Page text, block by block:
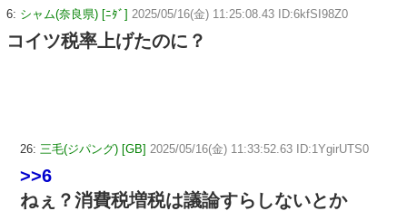
6: シャム(奈良県) [ﾆﾀﾞ] 2025/05/16(金) 11:25:08.43 ID:6kfSI98Z0
コイツ税率上げたのに？
26: 三毛(ジパング) [GB] 2025/05/16(金) 11:33:52.63 ID:1YgirUTS0
>>6
ねぇ？消費税増税は議論すらしないとか